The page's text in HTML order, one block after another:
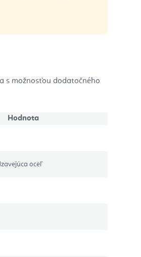
s možnosťou dodatočného
Hodnota
oceľ